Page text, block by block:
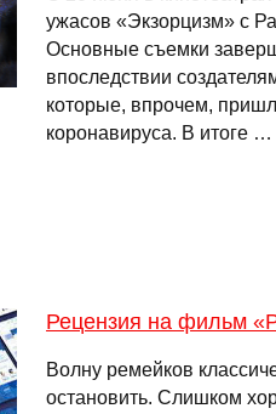
ужасов «Экзорцизм» с
Основные съемки
впоследствии
которые, впрочем,
коронавируса. В итоге …
Рецензия на фильм
Волну ремейков
остановить. Слишком